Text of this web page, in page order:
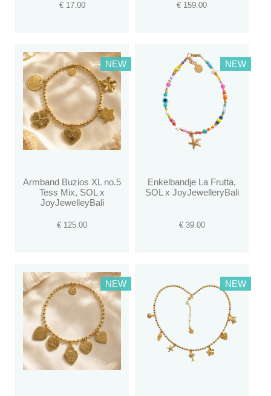
€ 17.00 € 159.00
NEW
Armband Buzios XL no.5
Tess Mix, SOL x
JoyJewelleyBali
€ 125.00
NEW
Enkelbandje La Frutta,
SOL x JoyJewelleryBali
€ 39.00
NEW NEW